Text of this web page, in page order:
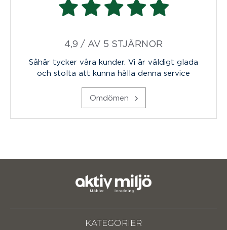
4,9 / AV 5 STJÄRNOR
Såhär tycker våra kunder. Vi är väldigt glada
och stolta att kunna hålla denna service
Omdömen
KATEGORIER